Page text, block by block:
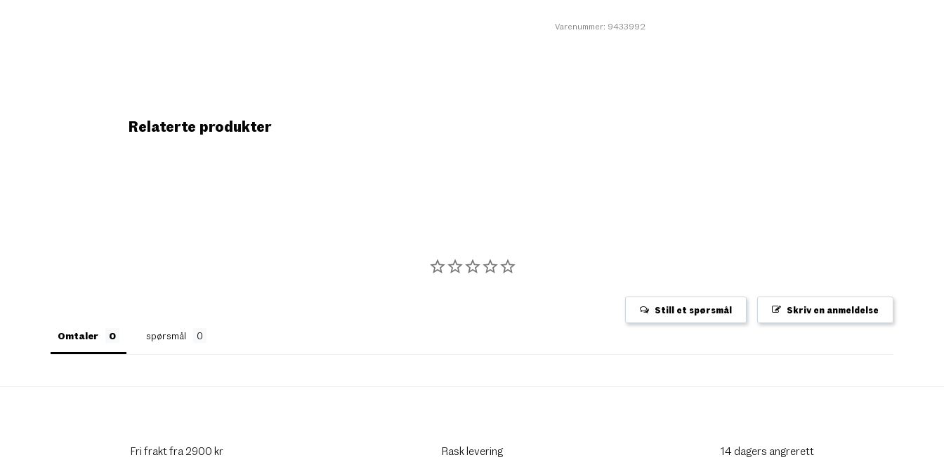
Varenummer: 9433992
Relaterte produkter
Skriv en anmeldelse
Still et spørsmål
Omtaler spørsmål
Fri frakt fra 2900 kr Rask levering 14 dagers angrerett